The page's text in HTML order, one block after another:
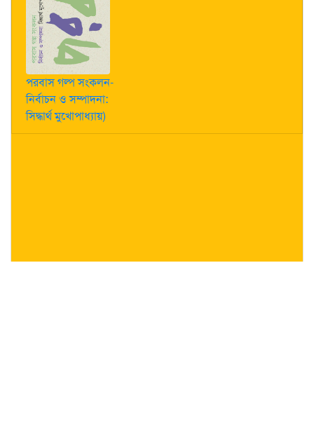
পরবাস গল্প সংকলন-
নির্বাচন ও সম্পাদনা:
সিদ্ধার্থ মুখোপাধ্যায়)